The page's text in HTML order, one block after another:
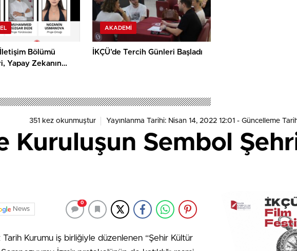
Bölümü
Yapay Zekanın
AKADEMI
İKÇÜ’de Tercih Günleri Başladı
351 kez okunmuştur Yayınlanma Tarihi: Nisan 14, 2022 12:01 - Güncelleme
Kuruluşun Sembol
News
0
Kurumu iş birliğiyle düzenlenen “Şehir Kültür